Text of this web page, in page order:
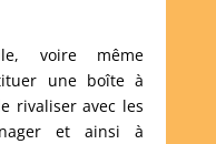
voire même
une boîte à
rivaliser avec les
et ainsi à